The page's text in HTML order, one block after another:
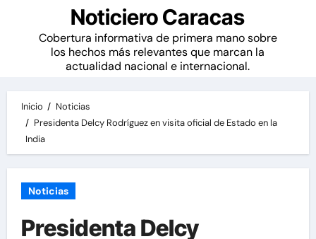
Noticiero Caracas
Cobertura informativa de primera mano sobre
los hechos más relevantes que marcan la
actualidad nacional e internacional.
Inicio
Noticias
Presidenta Delcy Rodríguez en visita oficial de Estado en la
India
Noticias
Presidenta Delcy